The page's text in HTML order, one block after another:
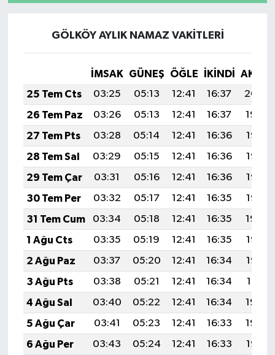
GÖLKÖY AYLIK NAMAZ VAKITLERI
İMSAK GÜNEŞ ÖĞLE İKINDI
25 Tem Cts
03:25 05:13 12:41 16:37
20:00
26 Tem Paz
03:26 05:13 12:41 16:37
19:59
27 Tem Pts
03:28 05:14 12:41 16:36
19:58
28 Tem Sal
03:29 05:15 12:41 16:36
19:57
29 Tem Çar
03:31 05:16 12:41 16:36
19:56
30 Tem Per
03:32 05:17 12:41 16:35
19:55
31 Tem Cum
03:34 05:18 12:41 16:35
19:54
1 Ağu Cts
03:35 05:19 12:41 16:35
19:53
2 Ağu Paz
03:37 05:20 12:41 16:34
19:52
3 Ağu Pts
03:38 05:21 12:41 16:34
19:51
4 Ağu Sal
03:40 05:22 12:41 16:34
19:50
5 Ağu Çar
03:41 05:23 12:41 16:33
19:48
6 Ağu Per
03:43 05:24 12:41 16:33
19:47